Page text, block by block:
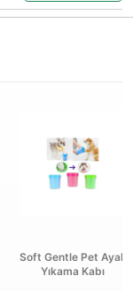
Soft Gentle Pet Ayak
Yıkama Kabı